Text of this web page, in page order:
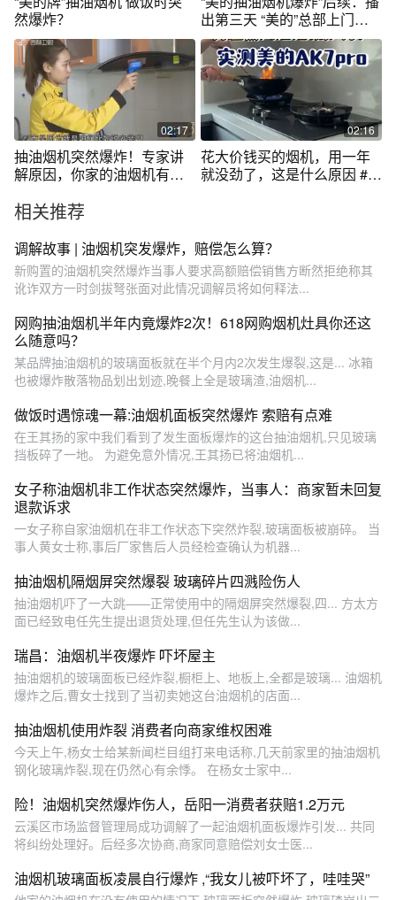
然爆炸？
出第三天 “美的”总部上门换
新机
02:17
抽油烟机突然爆炸！专家讲
解原因，你家的油烟机有没
02:16
花大价钱买的烟机，用一年
就没劲了，这是什么原因 #油
相关推荐
调解故事 | 油烟机突发爆炸，赔偿怎么算？
新购置的油烟机突然爆炸当事人要求高额赔偿销售方断然拒绝称其
讹诈双方一时剑拔弩张面对此情况调解员将如何释法...
网购抽油烟机半年内竟爆炸2次！618网购烟机灶具你还这
么随意吗？
某品牌抽油烟机的玻璃面板就在半个月内2次发生爆裂,这是... 冰箱
也被爆炸散落物品划出划迹,晚餐上全是玻璃渣,油烟机...
做饭时遇惊魂一幕:油烟机面板突然爆炸 索赔有点难
在王其扬的家中我们看到了发生面板爆炸的这台抽油烟机,只见玻璃
挡板碎了一地。 为避免意外情况,王其扬已将油烟机...
女子称油烟机非工作状态突然爆炸，当事人：商家暂未回复
退款诉求
一女子称自家油烟机在非工作状态下突然炸裂,玻璃面板被崩碎。 当
事人黄女士称,事后厂家售后人员经检查确认为机器...
抽油烟机隔烟屏突然爆裂 玻璃碎片四溅险伤人
抽油烟机吓了一大跳——正常使用中的隔烟屏突然爆裂,四... 方太方
面已经致电任先生提出退货处理,但任先生认为该做...
瑞昌：油烟机半夜爆炸 吓坏屋主
抽油烟机的玻璃面板已经炸裂,橱柜上、地板上,全都是玻璃... 油烟机
爆炸之后,曹女士找到了当初卖她这台油烟机的店面...
抽油烟机使用炸裂 消费者向商家维权困难
今天上午,杨女士给某新闻栏目组打来电话称,几天前家里的抽油烟机
钢化玻璃炸裂,现在仍然心有余悸。 在杨女士家中...
险！油烟机突然爆炸伤人，岳阳一消费者获赔1.2万元
云溪区市场监督管理局成功调解了一起油烟机面板爆炸引发... 共同
将纠纷处理好。后经多次协商,商家同意赔偿刘女士医...
油烟机玻璃面板凌晨自行爆炸 ,“我女儿被吓坏了，哇哇哭”